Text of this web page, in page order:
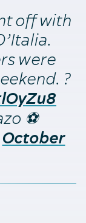
off with
were
?
⚽️
October